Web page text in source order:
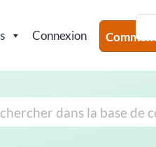
Connexion